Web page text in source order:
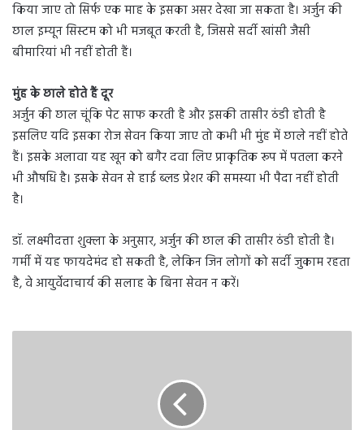
किया जाए तो सिर्फ एक माह के इसका असर देखा जा सकता है। अर्जुन की
छाल इम्यून सिस्टम को भी मजबूत करती है, जिससे सर्दी खांसी जैसी
बीमारियां भी नहीं होती हैं।
मुंह के छाले होते हैं दूर
अर्जुन की छाल चूंकि पेट साफ करती है और इसकी तासीर ठंडी होती है
इसलिए यदि इसका रोज सेवन किया जाए तो कभी भी मुंह में छाले नहीं होते
हैं। इसके अलावा यह खून को बगैर दवा लिए प्राकृतिक रूप में पतला करने
भी औषधि है। इसके सेवन से हाई ब्लड प्रेशर की समस्या भी पैदा नहीं होती
है।
डॉ. लक्ष्मीदत्ता शुक्ला के अनुसार, अर्जुन की छाल की तासीर ठंडी होती है।
गर्मी में यह फायदेमंद हो सकती है, लेकिन जिन लोगों को सर्दी जुकाम रहता
है, वे आयुर्वेदाचार्य की सलाह के बिना सेवन न करें।